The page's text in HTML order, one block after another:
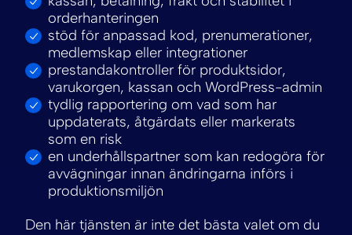
orderhanteringen
stöd för anpassad kod, prenumerationer,
medlemskap eller integrationer
prestandakontroller för produktsidor,
varukorgen, kassan och WordPress-admin
tydlig rapportering om vad som har
uppdaterats, åtgärdats eller markerats
som en risk
en underhållspartner som kan redogöra för
avvägningar innan ändringarna införs i
produktionsmiljön
Den här tjänsten är inte det bästa valet om du